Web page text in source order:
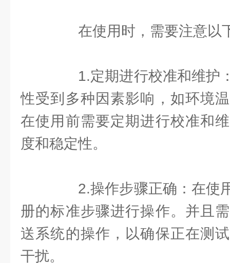
在使用时，需要注意以
1.定期进行校准和维护
性受到多种因素影响，如环境
在使用前需要定期进行校准和
度和稳定性。
2.操作步骤正确：在使
册的标准步骤进行操作。并且
送系统的操作，以确保正在测
干扰。